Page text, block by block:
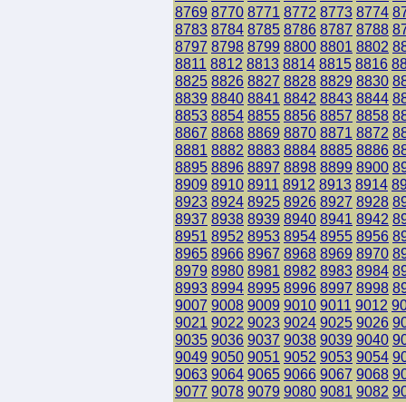
8769 8770 8771 8772 8773 8774
8783 8784 8785 8786 8787 8788
8797 8798 8799 8800 8801 8802
8811 8812 8813 8814 8815 8816
8825 8826 8827 8828 8829 8830
8839 8840 8841 8842 8843 8844
8853 8854 8855 8856 8857 8858
8867 8868 8869 8870 8871 8872
8881 8882 8883 8884 8885 8886
8895 8896 8897 8898 8899 8900
8909 8910 8911 8912 8913 8914
8923 8924 8925 8926 8927 8928
8937 8938 8939 8940 8941 8942
8951 8952 8953 8954 8955 8956
8965 8966 8967 8968 8969 8970
8979 8980 8981 8982 8983 8984
8993 8994 8995 8996 8997 8998
9007 9008 9009 9010 9011 9012
9021 9022 9023 9024 9025 9026
9035 9036 9037 9038 9039 9040
9049 9050 9051 9052 9053 9054
9063 9064 9065 9066 9067 9068
9077 9078 9079 9080 9081 9082